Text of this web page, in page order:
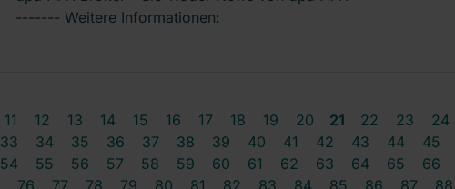
------- Weitere Informationen:
11 12 13 14 15 16 17 18 19 20 21 22 23
24
33 34 35 36 37 38 39 40 41 42 43 44
45
54 55 56 57 58 59 60 61 62 63 64 65
66
76 77 78 79 80 81 82 83 84 85 86 87
88